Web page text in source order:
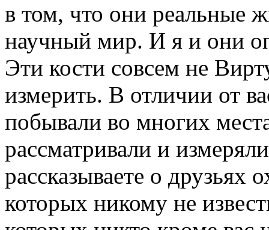
в том, что они реальные
научный мир. И я и они
Эти кости совсем не
измерить. В отличии от
побывали во многих
рассматривали и
рассказываете о друзьях
которых никому не